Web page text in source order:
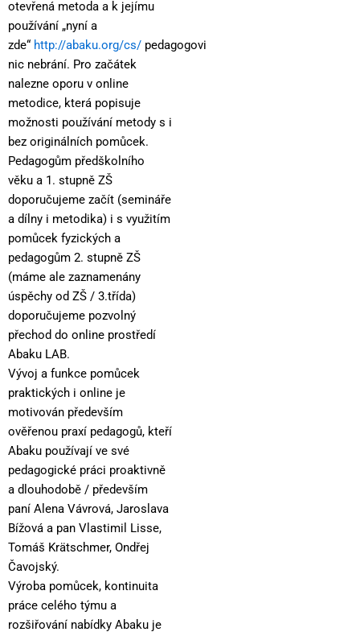
otevřená metoda a k jejímu
používání „nyní a
zde“ http://abaku.org/cs/ pedagogovi
nic nebrání. Pro začátek
nalezne oporu v online
metodice, která popisuje
možnosti používání metody s i
bez originálních pomůcek.
Pedagogům předškolního
věku a 1. stupně ZŠ
doporučujeme začít (semináře
a dílny i metodika) i s využitím
pomůcek fyzických a
pedagogům 2. stupně ZŠ
(máme ale zaznamenány
úspěchy od ZŠ / 3.třída)
doporučujeme pozvolný
přechod do online prostředí
Abaku LAB.
Vývoj a funkce pomůcek
praktických i online je
motivován především
ověřenou praxí pedagogů, kteří
Abaku používají ve své
pedagogické práci proaktivně
a dlouhodobě / především
paní Alena Vávrová, Jaroslava
Bížová a pan Vlastimil Lisse,
Tomáš Krätschmer, Ondřej
Čavojský.
Výroba pomůcek, kontinuita
práce celého týmu a
rozšiřování nabídky Abaku je